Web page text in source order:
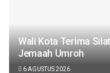
Wali Kota Terima
Jemaah Umroh
6 AGUSTUS 2026